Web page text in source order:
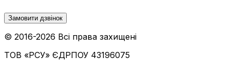
Замовити дзвінок
© 2016-2026 Всі права захищені
ТОВ «РСУ» ЄДРПОУ 43196075